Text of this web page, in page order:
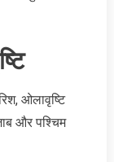
ओलावृष्टि
और पश्चिम